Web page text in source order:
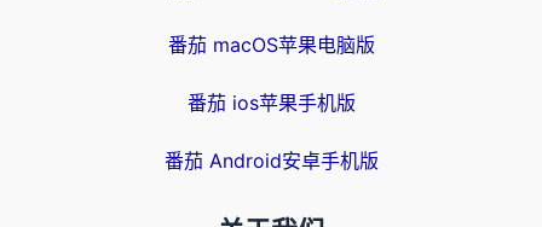
番茄 macOS苹果电脑版
番茄 ios苹果手机版
番茄 Android安卓手机版